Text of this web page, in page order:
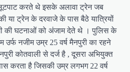
करते थे इसके अलावा ट्रेन जब
या ट्रेन के दरवाजे के पास बैठे यात्रियों
की घटनाओं को अंजाम देते थे । पुलिस के
नजीम उम्र 25 वर्ष मैनपुरी का रहने
कोतवाली से दर्ज है , दूसरा अभियुक्त
करता है जिसकी उम्र लगभग 22 वर्ष